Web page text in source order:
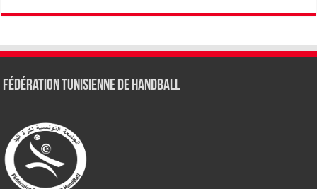
Fédération tunisienne de Handball